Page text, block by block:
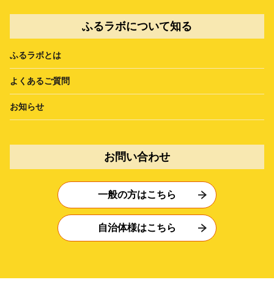
ふるラボについて知る
ふるラボとは
よくあるご質問
お知らせ
お問い合わせ
一般の方はこちら
自治体様はこちら